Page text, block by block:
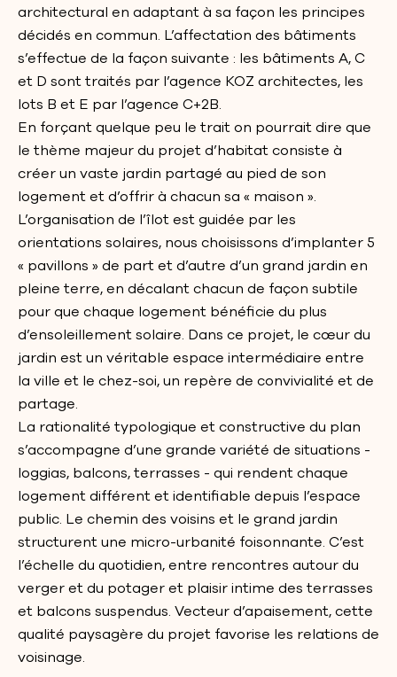
architectural en adaptant à sa façon les principes
décidés en commun. L’affectation des bâtiments
s’effectue de la façon suivante : les bâtiments A, C
et D sont traités par l’agence KOZ architectes, les
lots B et E par l’agence C+2B.
En forçant quelque peu le trait on pourrait dire que
le thème majeur du projet d’habitat consiste à
créer un vaste jardin partagé au pied de son
logement et d’offrir à chacun sa « maison ».
L’organisation de l’îlot est guidée par les
orientations solaires, nous choisissons d’implanter 5
« pavillons » de part et d’autre d’un grand jardin en
pleine terre, en décalant chacun de façon subtile
pour que chaque logement bénéficie du plus
d’ensoleillement solaire. Dans ce projet, le cœur du
jardin est un véritable espace intermédiaire entre
la ville et le chez-soi, un repère de convivialité et de
partage.
La rationalité typologique et constructive du plan
s’accompagne d’une grande variété de situations -
loggias, balcons, terrasses - qui rendent chaque
logement différent et identifiable depuis l’espace
public. Le chemin des voisins et le grand jardin
structurent une micro-urbanité foisonnante. C’est
l’échelle du quotidien, entre rencontres autour du
verger et du potager et plaisir intime des terrasses
et balcons suspendus. Vecteur d’apaisement, cette
qualité paysagère du projet favorise les relations de
voisinage.